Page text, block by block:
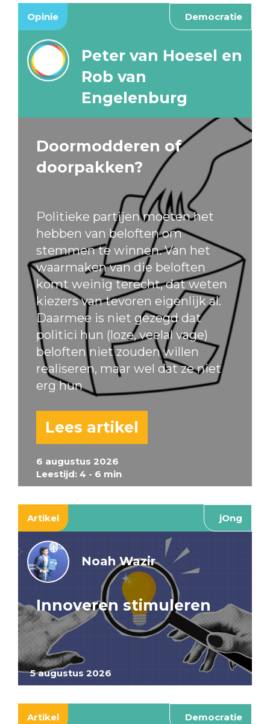
Opinie Democratie
6 augustus 2026
Leestijd: 4 - 6 min
Peter van Hoesel en
Rob van
Engelenburg
Doormodderen of
doorpakken?
Politieke partijen moeten het
hebben van beloften om
stemmen te winnen. Van het
waarmaken van die beloften
komt weinig terecht, dat weten
kiezers van tevoren eigenlijk al.
Daarmee is niet gezegd dat
politici hun (loze, veelal vage)
beloften niet zouden willen
realiseren, maar wel dat ze niet
erg hun
Lees artikel
Artikel jOng
5 augustus 2026
Noah Wazir
Innoveren stimuleren
Artikel Democratie